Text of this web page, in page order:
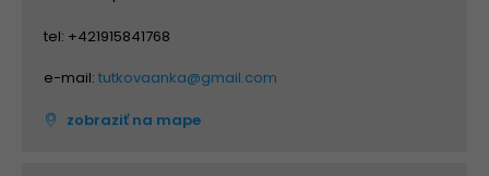
tel: +421915841768
e-mail: tutkovaanka@gmail.com
zobraziť na mape